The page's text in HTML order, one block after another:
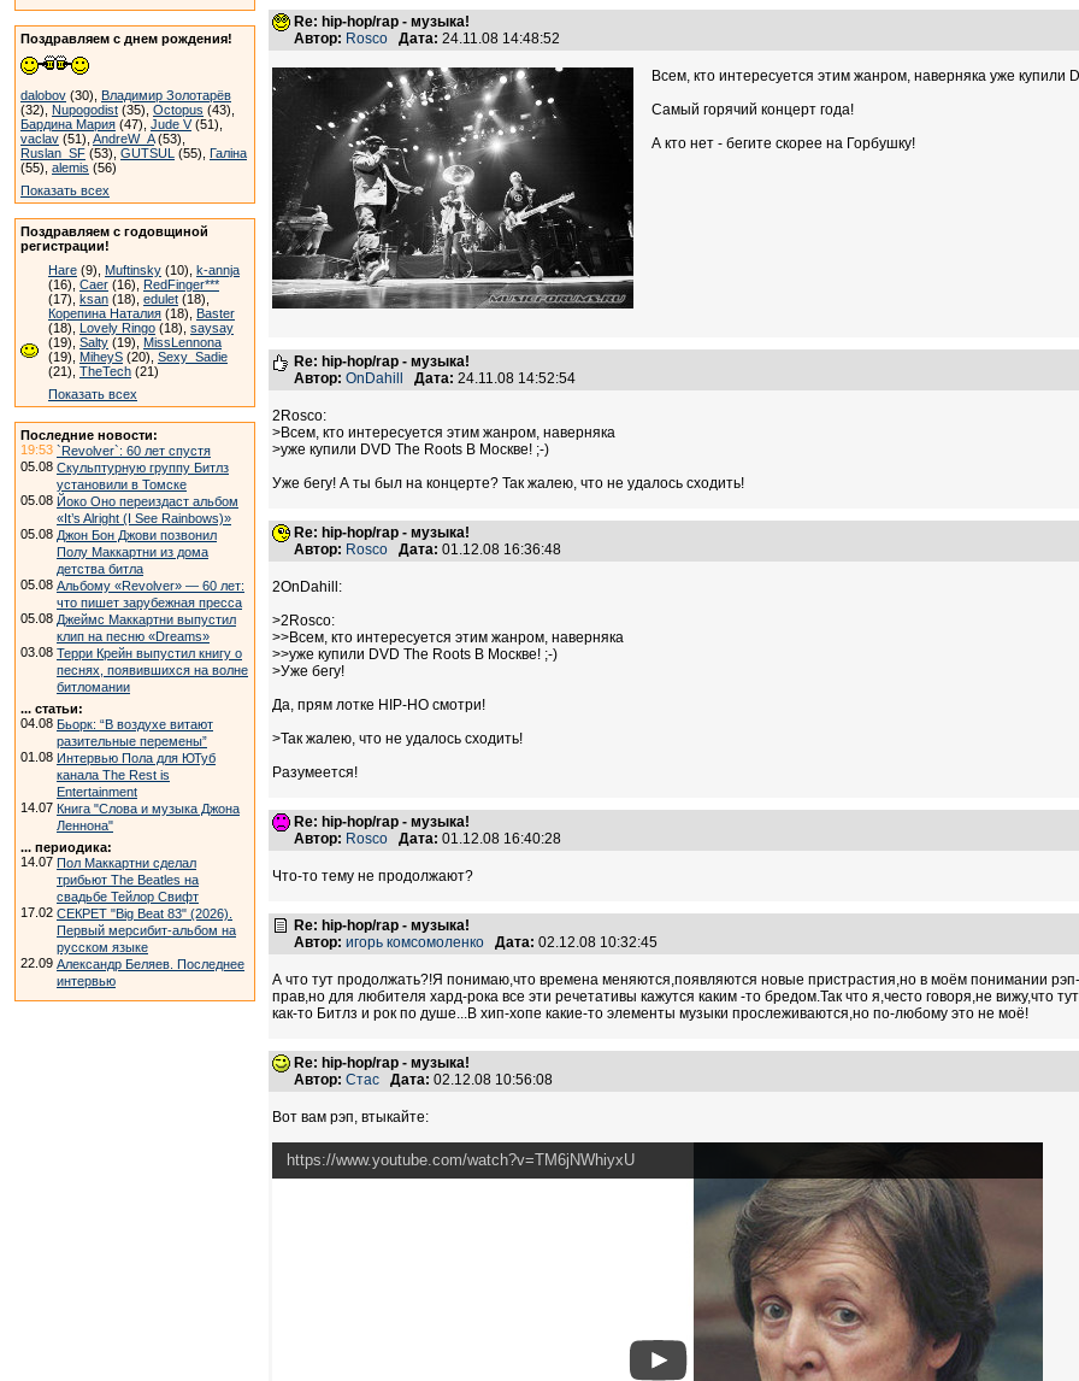
Поздравляем с днем рождения!
dalobov (30), Владимир Золотарёв
(32), Nupogodist (35), Octopus (43),
Бардина Мария (47), Jude V(51),
vaclav (51), AndreW_A(53),
Ruslan_SF (53), GUTSUL (55), Галіна
(55), alemis (56)
Показать всех
Поздравляем с годовщиной
регистрации!
Hare (9), Muftinsky (10), k-annja
(16), Caer (16), RedFinger***
(17), ksan (18), edulet (18),
Корепина Наталия (18), Baster
(18), Lovely Ringo (18), saysay
(19), Salty (19), MissLennona
(19), MiheyS (20), Sexy_Sadie
(21), TheTech (21)
Показать всех
Последние новости:
19:53 `Revolver`: 60 лет спустя
05.08 Скульптурную группу Битлз
установили в Томске
05.08 Йоко Оно переиздаст альбом
«It’s Alright (I See Rainbows)»
05.08 Джон Бон Джови позвонил
Полу Маккартни из дома
детства битла
05.08 Альбому «Revolver» — 60 лет:
что пишет зарубежная пресса
05.08 Джеймс Маккартни выпустил
клип на песню «Dreams»
03.08 Терри Крейн выпустил книгу о
песнях, появившихся на волне
битломании
... статьи:
04.08 Бьорк: “В воздухе витают
разительные перемены”
01.08 Интервью Пола для ЮТуб
канала The Rest is
Entertainment
14.07 Книга "Слова и музыка Джона
Леннона"
... периодика:
14.07 Пол Маккартни сделал
трибьют The Beatles на
свадьбе Тейлор Свифт
17.02 СЕКРЕТ "Big Beat 83" (2026).
Первый мерсибит-альбом на
русском языке
22.09 Александр Беляев. Последнее
интервью
Re: hip-hop/rap - музыка!
Автор: Rosco Дата: 24.11.08 14:48:52
Всем, кто интересуется этим жанром, наверняка уже купили
Самый горячий концерт года!
А кто нет - бегите скорее на Горбушку!
Re: hip-hop/rap - музыка!
Автор: OnDahill Дата: 24.11.08 14:52:54
2Rosco:
>Всем, кто интересуется этим жанром, наверняка
>уже купили DVD The Roots В Москве! ;-)
Уже бегу! А ты был на концерте? Так жалею, что не удалось сходить!
Re: hip-hop/rap - музыка!
Автор: Rosco Дата: 01.12.08 16:36:48
2OnDahill:
>2Rosco:
>>Всем, кто интересуется этим жанром, наверняка
>>уже купили DVD The Roots В Москве! ;-)
>Уже бегу!
Да, прям лотке HIP-HO смотри!
>Так жалею, что не удалось сходить!
Разумеется!
Re: hip-hop/rap - музыка!
Автор: Rosco Дата: 01.12.08 16:40:28
Что-то тему не продолжают?
Re: hip-hop/rap - музыка!
Автор: игорь комсомоленко Дата: 02.12.08 10:32:45
А что тут продолжать?!Я понимаю,что времена меняются,появляются новые пристрастия,но в моём понимании
прав,но для любителя хард-рока все эти речетативы кажутся каким -то бредом.Так что я,често говоря,не вижу,что
как-то Битлз и рок по душе...В хип-хопе какие-то элементы музыки прослеживаются,но по-любому это не моё!
Re: hip-hop/rap - музыка!
Автор: Стас Дата: 02.12.08 10:56:08
Вот вам рэп, втыкайте:
https://www.youtube.com/watch?v=TM6jNWhiyxU